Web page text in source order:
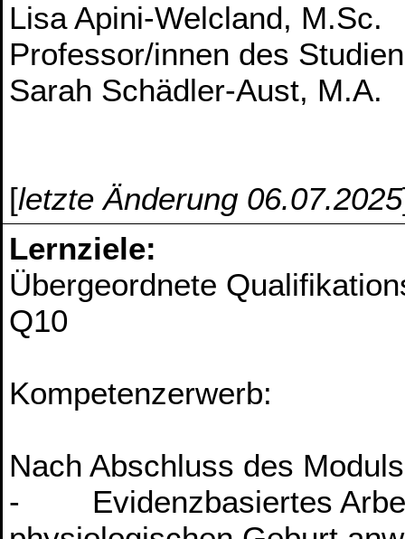
Lisa Apini-Welcland, M.Sc.
Professor/innen des
Sarah Schädler-Aust, M.A.
[letzte Änderung 06.07.2025
Lernziele:
Übergeordnete
Q10
Kompetenzerwerb:
Nach Abschluss des
- Evidenzbasiertes